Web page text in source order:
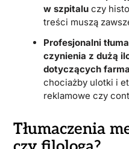
w szpitaluczy
treści muszą
Profesjonalni
czynienia z dużą
dotyczących
chociażby ulotki i
reklamowe czy
Tłumaczenia